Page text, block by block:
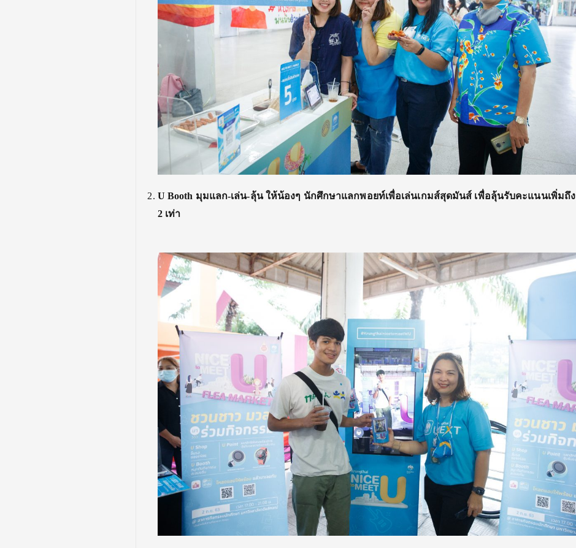
U Booth มุมแลก-เล่น-ลุ้น ให้น้องๆ นักศึกษาแลกพอยท์เพื่อเล่นเกมส์สุดมันส์ เพื่อลุ้นรับคะแนนเพิ่มถึง
2 เท่า